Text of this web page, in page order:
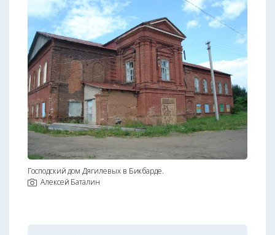
Господский дом Дягилевых в Бикбарде.
Алексей Баталин